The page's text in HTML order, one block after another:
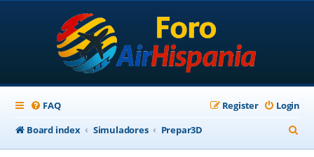
FAQ Login
Register
Board index
Simuladores Prepar3D
e